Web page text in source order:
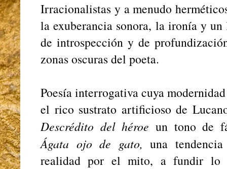
Irracionalistas y a menudo
la exuberancia sonora, la ironía y
de introspección y de
zonas oscuras del poeta.
Poesía interrogativa cuya
el rico sustrato artificioso de
Descrédito del héroe un tono de
Ágata ojo de gato,una
realidad por el mito, a fundir